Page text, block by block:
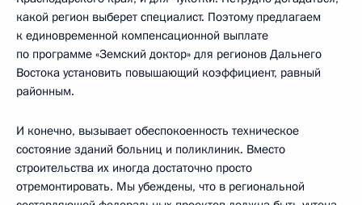
какой регион выберет специалист. Поэтому предлагаем
к единовременной компенсационной выплате
по программе «Земский доктор» для регионов Дальнего
Востока установить повышающий коэффициент, равный
районным.
И конечно, вызывает обеспокоенность техническое
состояние зданий больниц и поликлиник. Вместо
строительства их иногда достаточно просто
отремонтировать. Мы убеждены, что в региональной